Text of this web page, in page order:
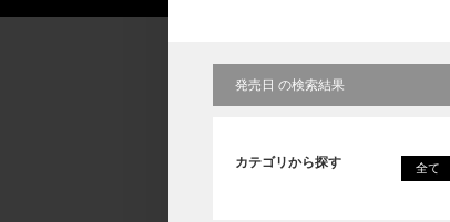
発売日 の検索結果
カテゴリから探す 全て